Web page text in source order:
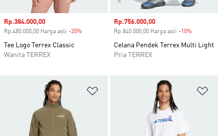
Harga penjualan
Rp.384.000,00
Rp.480.000,00 Harga asli -20%
Tee Logo Terrex Classic
Wanita TERREX
Harga penjualan
Rp.756.000,00
Rp.840.000,00 Harga asli -10%
Celana Pendek Terrex Multi Light
Pria TERREX
Tambahkan ke Wishlist